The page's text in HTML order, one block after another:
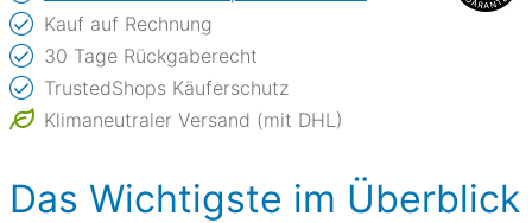
Kauf auf Rechnung
30 Tage Rückgaberecht
TrustedShops Käuferschutz
Klimaneutraler Versand (mit DHL)
Das Wichtigste im Überblick